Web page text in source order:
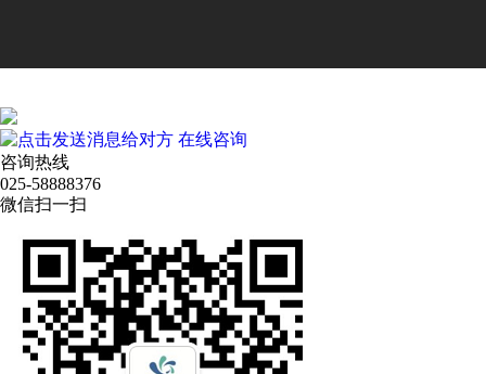
在线咨询
咨询热线
025-58888376
微信扫一扫